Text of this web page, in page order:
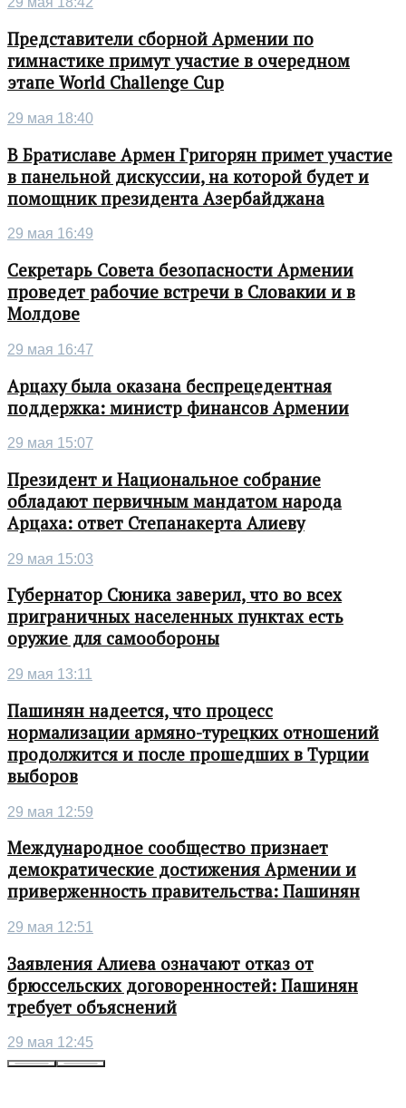
Представители сборной Армении по
гимнастике примут участие в очередном
этапе World Challenge Cup
29 мая 18:40
В Братиславе Армен Григорян примет участие
в панельной дискуссии, на которой будет и
помощник президента Азербайджана
29 мая 16:49
Секретарь Совета безопасности Армении
проведет рабочие встречи в Словакии и в
Молдове
29 мая 16:47
Арцаху была оказана беспрецедентная
поддержка: министр финансов Армении
29 мая 15:07
Президент и Национальное собрание
обладают первичным мандатом народа
Арцаха: ответ Степанакерта Алиеву
29 мая 15:03
Губернатор Сюника заверил, что во всех
приграничных населенных пунктах есть
оружие для самообороны
29 мая 13:11
Пашинян надеется, что процесс
нормализации армяно-турецких отношений
продолжится и после прошедших в Турции
выборов
29 мая 12:59
Международное сообщество признает
демократические достижения Армении и
приверженность правительства: Пашинян
29 мая 12:51
Заявления Алиева означают отказ от
брюссельских договоренностей: Пашинян
требует объяснений
29 мая 12:45